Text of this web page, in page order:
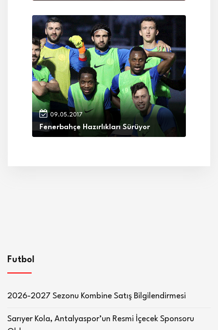
09.05.2017
Fenerbahçe Hazırlıkları Sürüyor
Futbol
2026-2027 Sezonu Kombine Satış Bilgilendirmesi
Sarıyer Kola, Antalyaspor’un Resmi İçecek Sponsoru